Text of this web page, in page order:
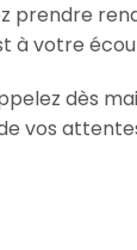
prendre
votre
dès
vos